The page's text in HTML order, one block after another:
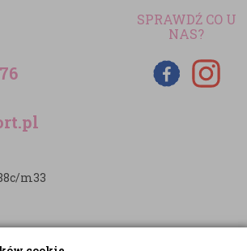
m33
SPRAWDŹ CO U
NAS?